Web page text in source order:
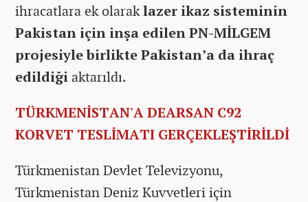
ihracatlara ek olaraklazer ikaz sisteminin
Pakistan için inşa edilen PN-MİLGEM
projesiyle birlikte Pakistan’a da ihraç
edildiğiaktarıldı.
TÜRKMENİSTAN'A DEARSAN C92
KORVET TESLİMATI GERÇEKLEŞTİRİLDİ
Türkmenistan Devlet Televizyonu,
Türkmenistan Deniz Kuvvetleri için